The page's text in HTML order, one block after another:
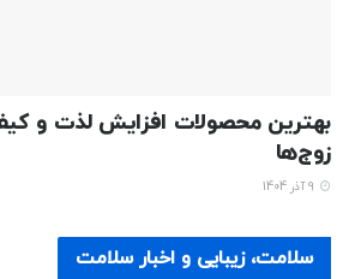
بهترین محصولات افزایش لذت و
زوج‌ها
سلامت، زیبایی و اخبار سلامت